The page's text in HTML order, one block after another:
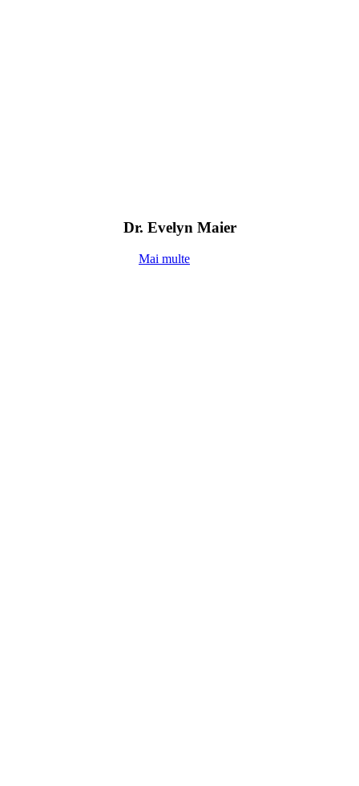
Dr. Evelyn Maier
Mai multe